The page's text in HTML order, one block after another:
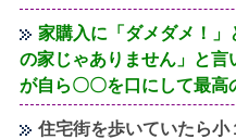
家購入に「ダメダメ！
の家じゃありません」と
が自ら〇〇を口にして最高
住宅街を歩いていたら